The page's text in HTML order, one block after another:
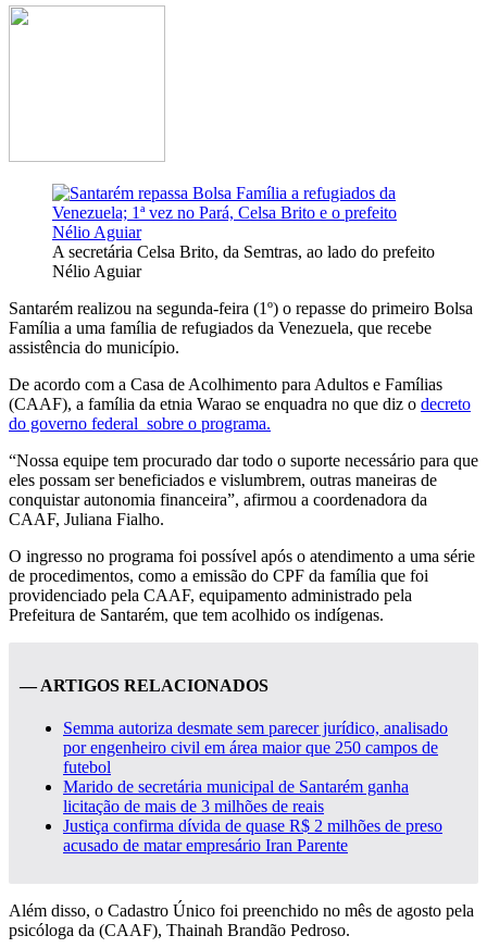
A secretária Celsa Brito, da Semtras, ao lado do prefeito
Nélio Aguiar
Santarém realizou na segunda-feira (1º) o repasse do primeiro Bolsa
Família a uma família de refugiados da Venezuela, que recebe
assistência do município.
De acordo com a Casa de Acolhimento para Adultos e Famílias
(CAAF), a família da etnia Warao se enquadra no que diz o decreto
do governo federal sobre o programa.
“Nossa equipe tem procurado dar todo o suporte necessário para que
eles possam ser beneficiados e vislumbrem, outras maneiras de
conquistar autonomia financeira”, afirmou a coordenadora da
CAAF, Juliana Fialho.
O ingresso no programa foi possível após o atendimento a uma série
de procedimentos, como a emissão do CPF da família que foi
providenciado pela CAAF, equipamento administrado pela
Prefeitura de Santarém, que tem acolhido os indígenas.
— ARTIGOS RELACIONADOS
Semma autoriza desmate sem parecer jurídico, analisado
por engenheiro civil em área maior que 250 campos de
futebol
Marido de secretária municipal de Santarém ganha
licitação de mais de 3 milhões de reais
Justiça confirma dívida de quase R$ 2 milhões de preso
acusado de matar empresário Iran Parente
Além disso, o Cadastro Único foi preenchido no mês de agosto pela
psicóloga da (CAAF), Thainah Brandão Pedroso.